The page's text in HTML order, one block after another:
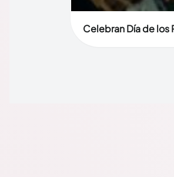
Celebran Día de los